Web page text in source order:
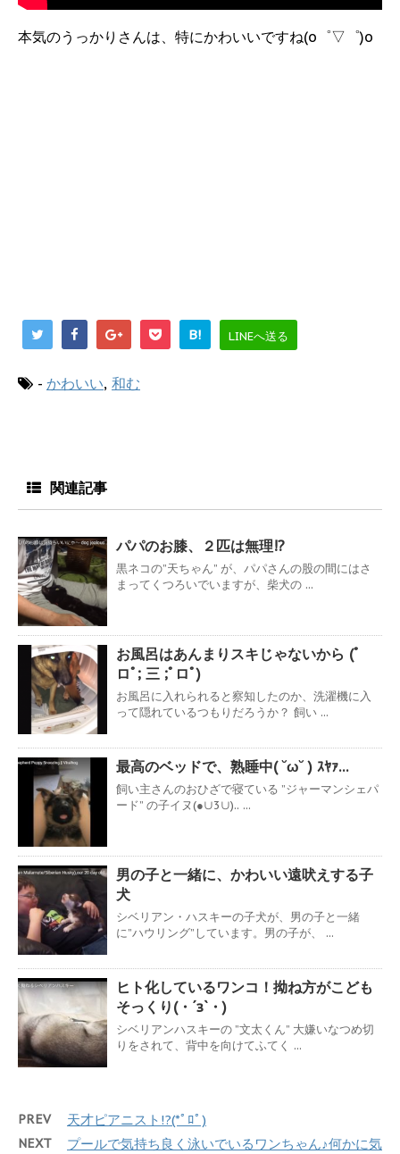
本気のうっかりさんは、特にかわいいですね(o゜▽゜)o
B! LINEへ送る
- かわいい, 和む
関連記事
パパのお膝、２匹は無理!?
黒ネコの”天ちゃん” が、パパさんの股の間にはさ
まってくつろいでいますが、柴犬の ...
お風呂はあんまりスキじゃないから (ﾟ
ロﾟ; 三 ;ﾟロﾟ)
お風呂に入れられると察知したのか、洗濯機に入
って隠れているつもりだろうか？ 飼い ...
最高のベッドで、熟睡中( ˘ω˘ ) ｽﾔｧ…
飼い主さんのおひざで寝ている ”ジャーマンシェパ
ード” の子イヌ(●∪3∪).. ...
男の子と一緒に、かわいい遠吠えする子
犬
シベリアン・ハスキーの子犬が、男の子と一緒
に”ハウリング”しています。男の子が、 ...
ヒト化しているワンコ！拗ね方がこども
そっくり(・´з`・)
シベリアンハスキーの ”文太くん” 大嫌いなつめ切
りをされて、背中を向けてふてく ...
PREV 天才ピアニスト!?(*ﾟﾛﾟ)
NEXT
プールで気持ち良く泳いでいるワンちゃん♪何かに気